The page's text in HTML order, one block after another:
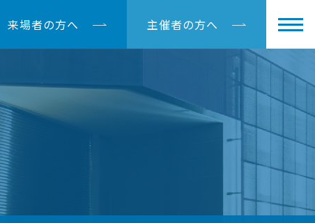
来場者の方へ 主催者の方へ